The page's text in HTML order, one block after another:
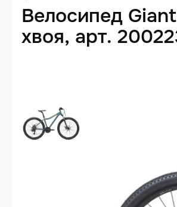
Велосипед
хвоя, арт.